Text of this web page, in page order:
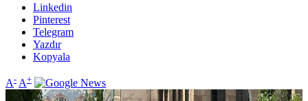
Linkedin
Pinterest
Telegram
Yazdır
Kopyala
A- A+